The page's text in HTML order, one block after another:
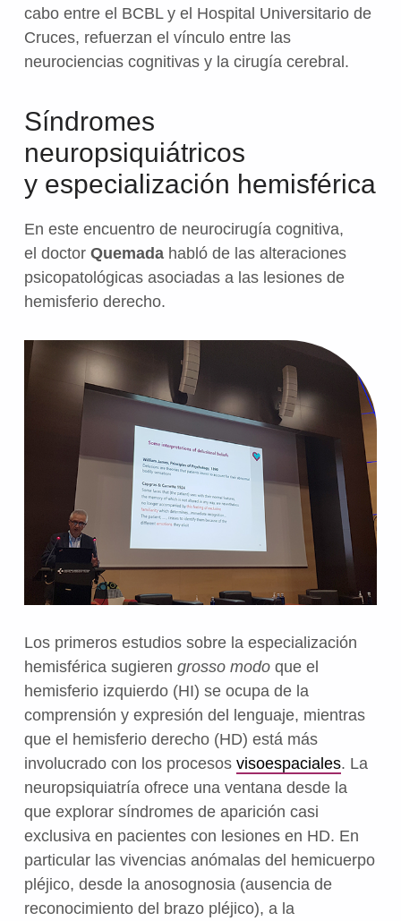
cabo entre el BCBL y el Hospital Universitario de
Cruces, refuerzan el vínculo entre las
neurociencias cognitivas y la cirugía cerebral.
Síndromes
neuropsiquiátricos
y especialización hemisférica
En este encuentro de neurocirugía cognitiva,
el doctor Quemadahabló de las alteraciones
psicopatológicas asociadas a las lesiones de
hemisferio derecho.
Los primeros estudios sobre la especialización
hemisférica sugieren grosso modoque el
hemisferio izquierdo (HI) se ocupa de la
comprensión y expresión del lenguaje, mientras
que el hemisferio derecho (HD) está más
involucrado con los procesos visoespaciales. La
neuropsiquiatría ofrece una ventana desde la
que explorar síndromes de aparición casi
exclusiva en pacientes con lesiones en HD. En
particular las vivencias anómalas del hemicuerpo
pléjico, desde la anosognosia (ausencia de
reconocimiento del brazo pléjico), a la